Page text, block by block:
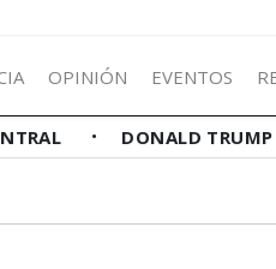
OPINIÓN EVENTOS
DONALD TRUMP